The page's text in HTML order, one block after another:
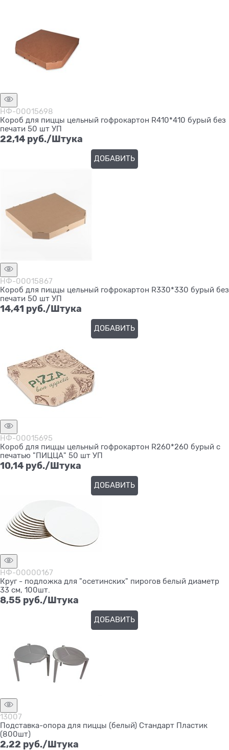
НФ-00015698
Короб для пиццы цельный гофрокартон R410*410 бурый без
печати 50 шт УП
22,14 руб./Штука
ДОБАВИТЬ
НФ-00015867
Короб для пиццы цельный гофрокартон R330*330 бурый без
печати 50 шт УП
14,41 руб./Штука
ДОБАВИТЬ
НФ-00015695
Короб для пиццы цельный гофрокартон R260*260 бурый с
печатью "ПИЦЦА" 50 шт УП
10,14 руб./Штука
ДОБАВИТЬ
НФ-00000167
Круг - подложка для "осетинских" пирогов белый диаметр
33 см, 100шт.
8,55 руб./Штука
ДОБАВИТЬ
13007
Подставка-опора для пиццы (белый) Стандарт Пластик
(800шт)
2,22 руб./Штука